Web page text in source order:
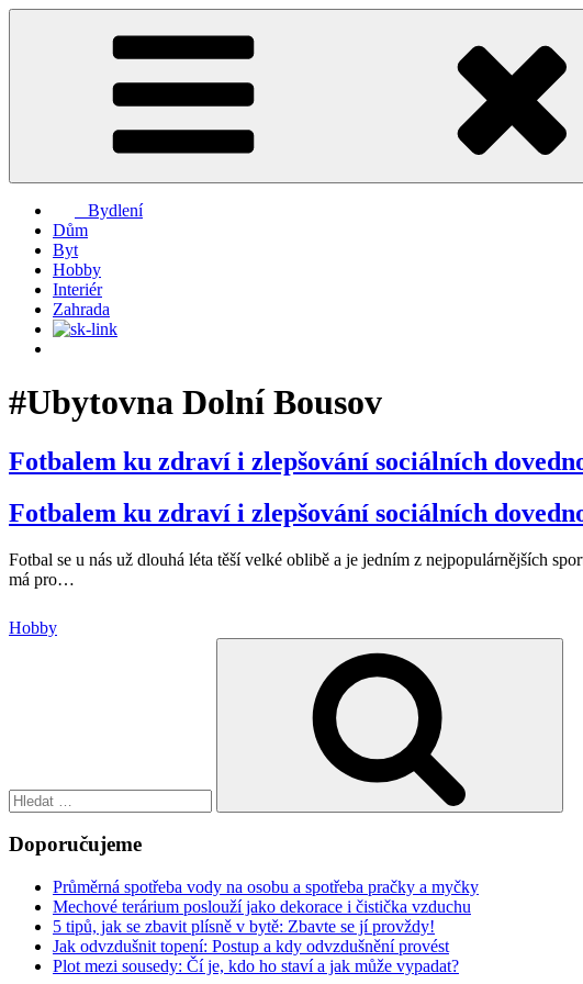
Přejít
Bydlení
Dům
Byt
Hobby
Interiér
Zahrada
#Ubytovna Dolní Bousov
Fotbalem ku zdraví i zlepšování sociálních
Fotbalem ku zdraví i zlepšování sociálních
Fotbal se u nás už dlouhá léta těší velké oblibě a je jedním z nejpopulárnějších
má pro…
Hobby
Doporučujeme
Průměrná spotřeba vody na osobu a spotřeba pračky a myčky
Mechové terárium poslouží jako dekorace i čistička vzduchu
5 tipů, jak se zbavit plísně v bytě: Zbavte se jí provždy!
Jak odvzdušnit topení: Postup a kdy odvzdušnění provést
Plot mezi sousedy: Čí je, kdo ho staví a jak může vypadat?